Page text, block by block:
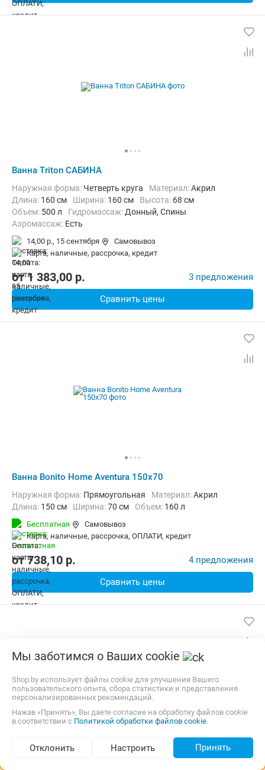
Подбор по параметрам (более 5 000)
Ванна Triton САБИНА
Наружная форма: Четверть круга Материал:Акрил
Длина: 160 см Ширина: 160 см Высота: 68 см
Объем: 500 л Гидромассаж: Донный, Спины
Аэромассаж: Есть
14,00 р., 15 сентября
Самовывоз
карта, наличные, рассрочка, кредит
от1 383,00 p. 3 предложения
Сравнить цены
Ванна Bonito Home Aventura 150x70
Наружная форма: Прямоугольная Материал:Акрил
Длина: 150 см Ширина:70 см Объем: 160 л
Бесплатная
Самовывоз
карта, наличные, рассрочка, ОПЛАТИ, кредит
от738,10 p. 4 предложения
Сравнить цены
Акриловая ванна Cersanit Lorena 140x70
Мы заботимся о Ваших cookie
Shop.by использует файлы cookie для улучшения Вашего
пользовательского опыта, сбора статистики и представления
персонализированных рекомендаций.
Нажав «Принять», Вы даете согласие на обработку файлов cookie
в соответствии с Политикой обработки файлов cookie.
Отклонить Настроить Принять